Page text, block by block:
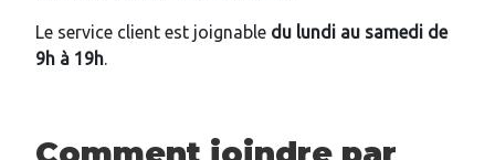
Le service client est joignable du lundi au samedi de
9h à 19h.